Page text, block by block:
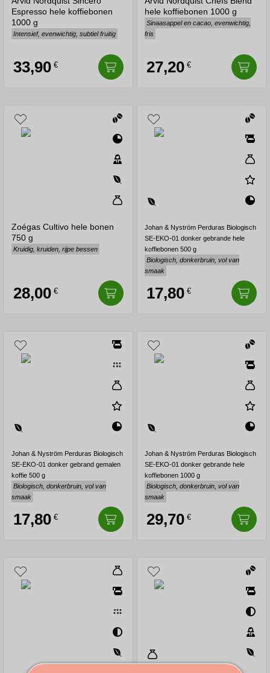
Espresso hele koffiebonen
1000 g
Intensief, evenwichtig, subtiel fruitig
33,90€
hele koffiebonen 1000 g
Sinaasappel en cacao, evenwichtig,
fris
27,20€
Zoégas Cultivo hele bonen
750 g
Kruidig, kruiden, rijpe bessen
28,00€
Johan & Nyström Perduras Biologisch
SE-EKO-01 donker gebrande hele
koffiebonen 500 g
Biologisch, donkerbruin, vol van
smaak
17,80€
Johan & Nyström Perduras Biologisch
SE-EKO-01 donker gebrand gemalen
koffie 500 g
Biologisch, donkerbruin, vol van
smaak
17,80€
Johan & Nyström Perduras Biologisch
SE-EKO-01 donker gebrande hele
koffiebonen 1000 g
Biologisch, donkerbruin, vol van
smaak
29,70€